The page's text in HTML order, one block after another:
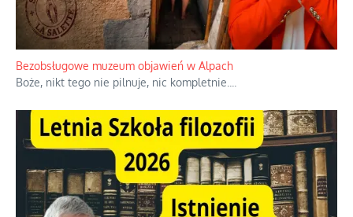
Niezwykłe wyścigi dawnych osadników w Palestynie
W 1938 roku, uwaga, 17% tych osadników niemieckich w
Palestynie było członkiem partii nazistowskiej i podczas II
wojny światowej byli internowani...